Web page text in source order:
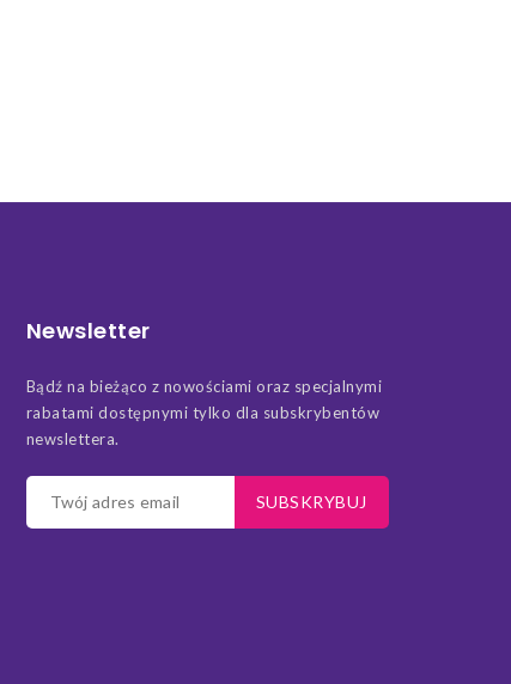
Newsletter
Bądź na bieżąco z nowościami oraz specjalnymi
rabatami dostępnymi tylko dla subskrybentów
newslettera.